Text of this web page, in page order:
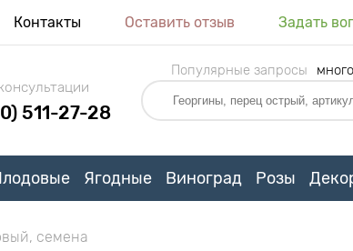
Контакты Оставить отзыв Задать
511-27-28
Популярные запросы
Ягодные Виноград Розы
семена